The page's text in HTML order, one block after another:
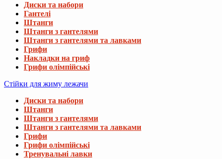
Диски та набори
Гантелі
Штанги
Штанги з гантелями
Штанги з гантелями та лавками
Грифи
Накладки на гриф
Грифи олімпійські
Стійки для жиму лежачи
Диски та набори
Штанги
Штанги з гантелями
Штанги з гантелями та лавками
Грифи
Грифи олімпійські
Тренувальні лавки